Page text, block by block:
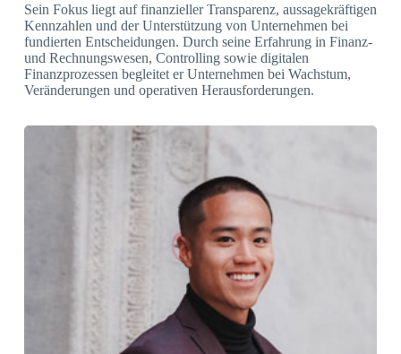
Sein Fokus liegt auf finanzieller Transparenz, aussagekräftigen
Kennzahlen und der Unterstützung von Unternehmen bei
fundierten Entscheidungen. Durch seine Erfahrung in Finanz-
und Rechnungswesen, Controlling sowie digitalen
Finanzprozessen begleitet er Unternehmen bei Wachstum,
Veränderungen und operativen Herausforderungen.